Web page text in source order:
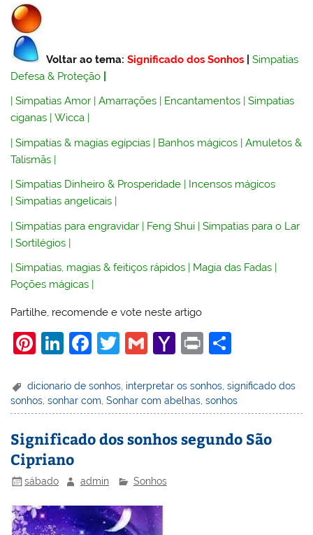
Voltar ao tema:Significado dos Sonhos |Simpatias
Defesa & Proteção
|Simpatias Amor |Amarrações Encantamentos |Simpatias
ciganas |Wicca
|Simpatias & magias egípcias | Banhos mágicos |Amuletos &
Talismãs |
|Simpatias Dinheiro & Prosperidade | Incensos mágicos
|Simpatias angelicais |
|Simpatias para engravidar | Feng Shui |Simpatias para o Lar
|Sortilégios |
|Simpatias, magias & feitiços rápidos | Magia das Fadas |
Poções mágicas |
Partilhe, recomende e vote neste artigo
Pi
er
e
st
Li
k
e
dI
n
F
c
e
b
o
k
T
itt
er
G
ai
l
Y
h
o
o
Pr
t
ar
e
dicionario de sonhos interpretar os sonhos ,significado dos
sonhos ,sonhar com ,Sonhar com abelhas ,sonhos
Significado dos sonhos segundo São
Cipriano
sábado admin Sonhos